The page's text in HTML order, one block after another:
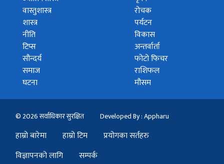
वास्तुशास्त्र
शास्त्र
नीति
टिप्स
सौन्दर्य
समाज
घटना
रोचक
पर्यटन
विकास
अन्तर्वार्ता
फोटो फिचर
राशिफल
मौसम
© 2026 सर्वाधिकार सुरक्षित Developed By : Appharu
हाम्रो बारेमा हाम्रो टिम
प्रयोगका सर्तहरु
विज्ञापनको लागि
सम्पर्क